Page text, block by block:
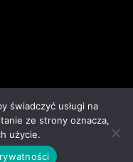
świadczyć usługi na
ze strony oznacza,
użycie.